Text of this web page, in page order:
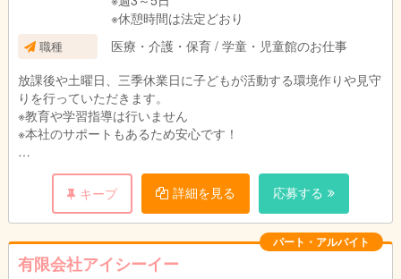
※休憩時間は法定どおり
職種
医療・介護・保育 / 学童・児童館のお仕事
放課後や土曜日、三季休業日に子どもが活動する環境作りや見守
りを行っていただきます。
※教育や学習指導は行いません
※本社のサポートもあるため安心です！
≪業務の一例≫
・子どもの見守り（遊びの見守り・勉強、製作のサポート）
・プログラムの企画や運営
・学校や地域との連携対応
・書類仕事
・ルーム内のお掃除
キープ 詳細を見る 応募する
パート・アルバイト
有限会社アイシーイー